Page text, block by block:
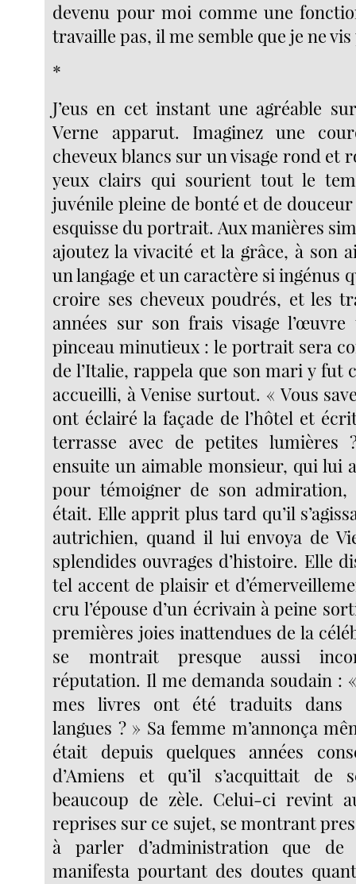
devenu pour moi comme une
travaille pas, il me semble que je ne vis
*
J’eus en cet instant une agréable
Verne apparut. Imaginez une
cheveux blancs sur un visage rond et
yeux clairs qui sourient tout le
juvénile pleine de bonté et de
esquisse du portrait. Aux manières
ajoutez la vivacité et la grâce, à son
un langage et un caractère si ingénus
croire ses cheveux poudrés, et les
années sur son frais visage l’œuvre
pinceau minutieux : le portrait sera
de l’Italie, rappela que son mari y fut
accueilli, à Venise surtout. « Vous
ont éclairé la façade de l’hôtel et
terrasse avec de petites lumières
ensuite un aimable monsieur, qui lui
pour témoigner de son
était. Elle apprit plus tard qu’il
autrichien, quand il lui envoya de
splendides ouvrages d’histoire. Elle
tel accent de plaisir et
cru l’épouse d’un écrivain à peine
premières joies inattendues de la
se montrait presque aussi
réputation. Il me demanda soudain :
mes livres ont été traduits dans
langues ? » Sa femme m’annonça
était depuis quelques années
d’Amiens et qu’il s’acquittait de
beaucoup de zèle. Celui-ci revint
reprises sur ce sujet, se montrant
à parler d’administration que de
manifesta pourtant des doutes